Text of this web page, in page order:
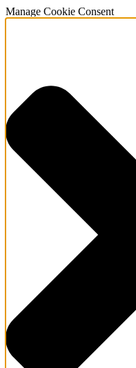
Manage Cookie Consent